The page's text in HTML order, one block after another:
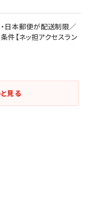
日本郵便が配送制限／
件【ネッ担アクセスラン
見る